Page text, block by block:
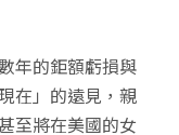
年的鉅額虧損與
在」的遠見，親
至將在美國的女